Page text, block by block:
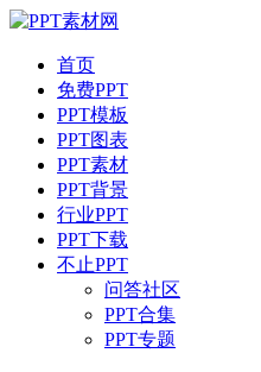
首页
免费PPT
PPT模板
PPT图表
PPT素材
PPT背景
行业PPT
PPT下载
不止PPT
问答社区
PPT合集
PPT专题